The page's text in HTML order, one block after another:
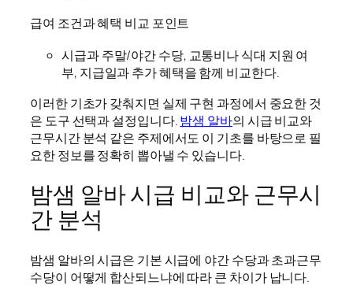
급여 조건과 혜택 비교 포인트
시급과 주말/야간 수당, 교통비나 식대 지원 여
부, 지급일과 추가 혜택을 함께 비교한다.
이러한 기초가 갖춰지면 실제 구현 과정에서 중요한 것
은 도구 선택과 설정입니다.밤샘 알바의 시급 비교와
근무시간 분석 같은 주제에서도 이 기초를 바탕으로 필
요한 정보를 정확히 뽑아낼 수 있습니다.
밤샘 알바 시급 비교와 근무시
간 분석
밤샘 알바의 시급은 기본 시급에 야간 수당과 초과근무
수당이 어떻게 합산되느냐에 따라 큰 차이가 납니다.